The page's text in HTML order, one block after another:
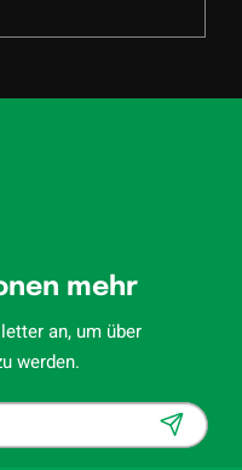
mehr
an, um über
werden.